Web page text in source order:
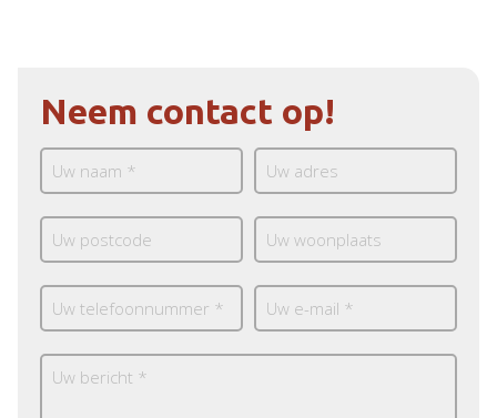
Neem contact op!